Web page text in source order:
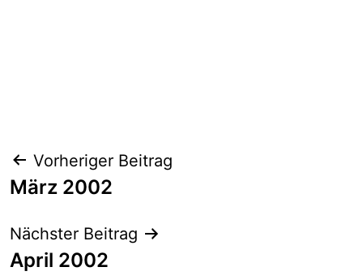
Beitrags-
Navigation
Vorheriger Beitrag
März 2002
Nächster Beitrag
April 2002